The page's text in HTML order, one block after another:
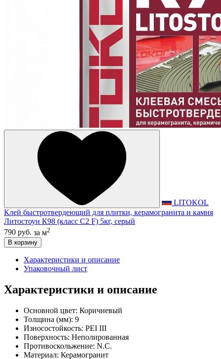
LITOKOL
Клей быстротвердеющий для плитки, керамогранита и камня
Литостоун К98 (класс С2 F) 5кг, серый
790 руб. за м2
В корзину
Характеристики и описание
Упаковочный лист
Характеристики и описание
Основной цвет: Коричневый
Толщина (мм): 9
Износостойкость: PEI III
Поверхность: Неполированная
Противоскольжение: N.C.
Материал: Керамогранит